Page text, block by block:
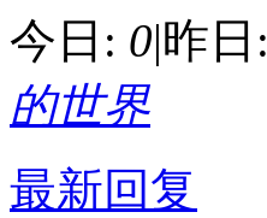
今日: 0|昨日:
的世界
最新回复